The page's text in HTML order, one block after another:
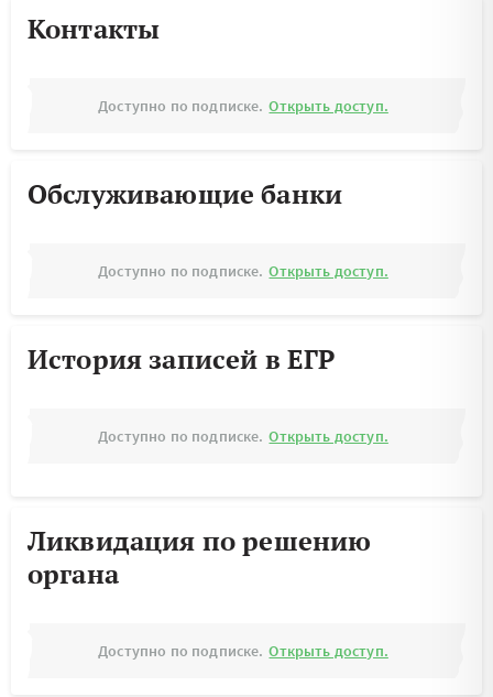
Контакты
Доступно по подписке. Открыть доступ.
Обслуживающие банки
Доступно по подписке. Открыть доступ.
История записей в ЕГР
Доступно по подписке. Открыть доступ.
Ликвидация по решению
органа
Доступно по подписке. Открыть доступ.